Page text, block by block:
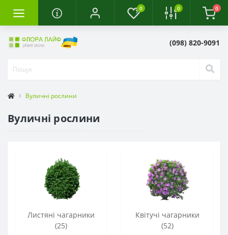
0 0 0
(098) 820-9091
Вуличні рослини
Вуличні рослини
Листяні чагарники
(25)
Квітучі чагарники
(52)